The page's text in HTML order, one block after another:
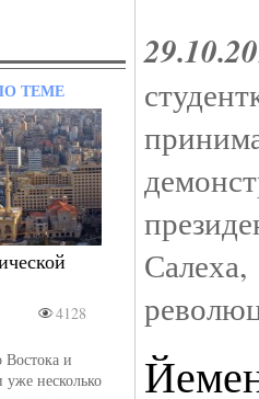
ТЕМЕ
4128
и
несколько